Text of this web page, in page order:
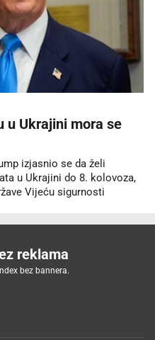
u Ukrajini mora se
izjasnio se da želi
u Ukrajini do 8. kolovoza,
Vijeću sigurnosti
reklama
bez bannera.